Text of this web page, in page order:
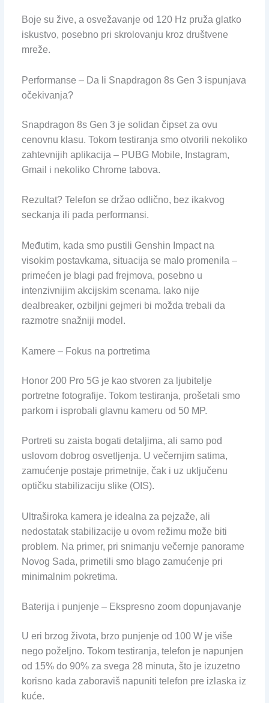
Boje su žive, a osvežavanje od 120 Hz pruža glatko
iskustvo, posebno pri skrolovanju kroz društvene
mreže.
Performanse – Da li Snapdragon 8s Gen 3 ispunjava
očekivanja?
Snapdragon 8s Gen 3 je solidan čipset za ovu
cenovnu klasu. Tokom testiranja smo otvorili nekoliko
zahtevnijih aplikacija – PUBG Mobile, Instagram,
Gmail i nekoliko Chrome tabova.
Rezultat? Telefon se držao odlično, bez ikakvog
seckanja ili pada performansi.
Međutim, kada smo pustili Genshin Impact na
visokim postavkama, situacija se malo promenila –
primećen je blagi pad frejmova, posebno u
intenzivnijim akcijskim scenama. Iako nije
dealbreaker, ozbiljni gejmeri bi možda trebali da
razmotre snažniji model.
Kamere – Fokus na portretima
Honor 200 Pro 5G je kao stvoren za ljubitelje
portretne fotografije. Tokom testiranja, prošetali smo
parkom i isprobali glavnu kameru od 50 MP.
Portreti su zaista bogati detaljima, ali samo pod
uslovom dobrog osvetljenja. U večernjim satima,
zamućenje postaje primetnije, čak i uz uključenu
optičku stabilizaciju slike (OIS).
Ultraširoka kamera je idealna za pejzaže, ali
nedostatak stabilizacije u ovom režimu može biti
problem. Na primer, pri snimanju večernje panorame
Novog Sada, primetili smo blago zamućenje pri
minimalnim pokretima.
Baterija i punjenje – Ekspresno zoom dopunjavanje
U eri brzog života, brzo punjenje od 100 W je više
nego poželjno. Tokom testiranja, telefon je napunjen
od 15% do 90% za svega 28 minuta, što je izuzetno
korisno kada zaboraviš napuniti telefon pre izlaska iz
kuće.